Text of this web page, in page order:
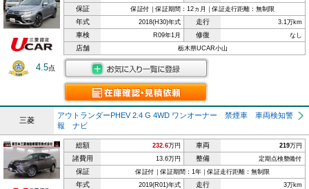
4.5点
保証 保証付｜保証期間：12ヵ月｜保証走行距離：無制限
年式 2018(H30)年式 走行 3.1万km
車検 R09年1月 修復 なし
店舗 栃木県UCAR小山
三菱
アウトランダーPHEV 2.4 G 4WD ワンオーナー 禁煙車 車両検知警
報 ナビ
総額 232.6万円 車両 219万円
諸費用 13.6万円 整備 定期点検整備付
保証 保証付｜保証期間：1年｜保証走行距離：無制限
年式 2019(R01)年式 走行 3万km